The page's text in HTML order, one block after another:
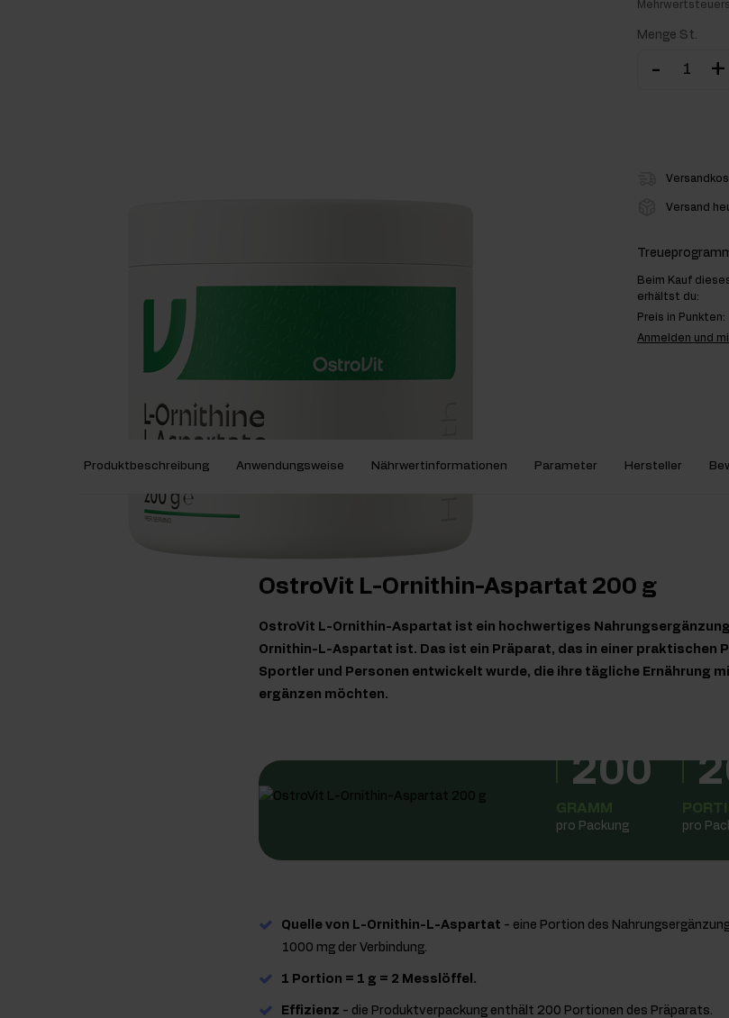
Menge St.
- +
Versand
Beim Kauf
erhältst du:
Preis in Punkten:
Anmelden und
Produktbeschreibung Anwendungsweise Nährwertinformationen Parameter Hersteller
OstroVit L-Ornithin-Aspartat 200 g
OstroVit L-Ornithin-Aspartat ist ein hochwertiges
Ornithin-L-Aspartat ist. Das ist ein Präparat, das in einer praktischen
Sportler und Personen entwickelt wurde, die ihre tägliche Ernährung
ergänzen möchten.
200
GRAMM
pro Packung pro
Quelle von L-Ornithin-L-Aspartat - eine Portion des
1000 mg der Verbindung.
1 Portion = 1 g = 2 Messlöffel.
Effizienz - die Produktverpackung enthält 200 Portionen des Präparats.